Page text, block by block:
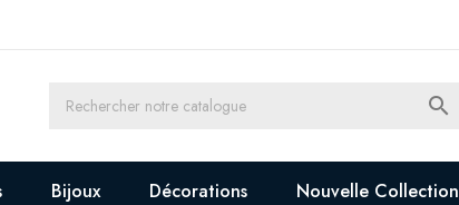

Bijoux Décorations Nouvelle Collection